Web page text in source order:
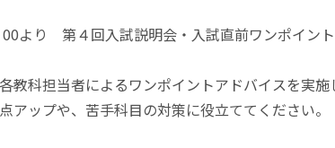
より 第４回入試説明会・入試直前ワンポイン
教科担当者によるワンポイントアドバイスを実施
アップや、苦手科目の対策に役立ててください。